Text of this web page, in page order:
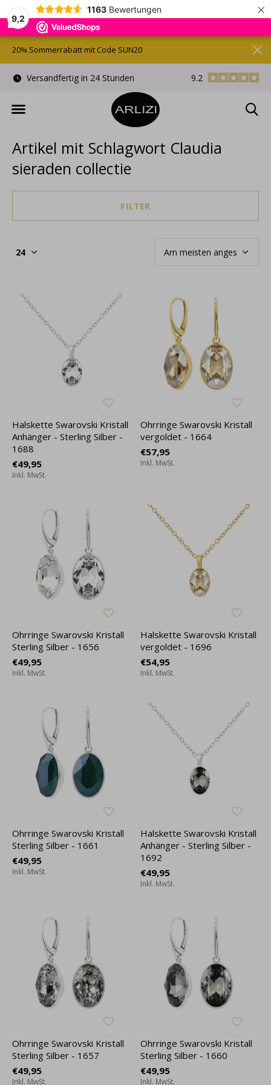
9,2
1163 Bewertungen ×
Versandfertig in 24 Stunden Kostenlose
9.2
20% Sommerrabatt mit Code SUN20
Artikel mit Schlagwort Claudia
sieraden collectie
FILTER
Halskette Swarovski Kristall
Anhänger - Sterling Silber -
1688
€49,95
Inkl. MwSt.
Ohrringe Swarovski Kristall
vergoldet - 1664
€57,95
Inkl. MwSt.
Ohrringe Swarovski Kristall
Sterling Silber - 1656
€49,95
Inkl. MwSt.
Halskette Swarovski Kristall
vergoldet - 1696
€54,95
Inkl. MwSt.
Ohrringe Swarovski Kristall
Sterling Silber - 1661
€49,95
Inkl. MwSt.
Halskette Swarovski Kristall
Anhänger - Sterling Silber -
1692
€49,95
Inkl. MwSt.
Ohrringe Swarovski Kristall
Sterling Silber - 1657
€49,95
Inkl. MwSt.
Ohrringe Swarovski Kristall
Sterling Silber - 1660
€49,95
Inkl. MwSt.